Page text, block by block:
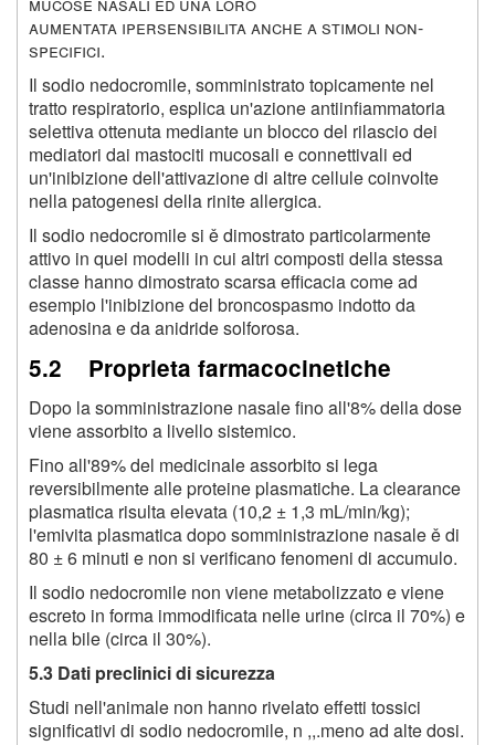
aumentata ipersensibilita anche a stimoli non-
specifici.
Il sodio nedocromile, somministrato topicamente nel
tratto respiratorio, esplica un'azione antiinfiammatoria
selettiva ottenuta mediante un blocco del rilascio dei
mediatori dai mastociti mucosali e connettivali ed
un'inibizione dell'attivazione di altre cellule coinvolte
nella patogenesi della rinite allergica.
Il sodio nedocromile si ě dimostrato particolarmente
attivo in quei modelli in cui altri composti della stessa
classe hanno dimostrato scarsa efficacia come ad
esempio l'inibizione del broncospasmo indotto da
adenosina e da anidride solforosa.
5.2 Proprieta farmacocinetiche
Dopo la somministrazione nasale fino all'8% della dose
viene assorbito a livello sistemico.
Fino all'89% del medicinale assorbito si lega
reversibilmente alle proteine plasmatiche. La clearance
plasmatica risulta elevata (10,2 ± 1,3 mL/min/kg);
l'emivita plasmatica dopo somministrazione nasale ě di
80 ± 6 minuti e non si verificano fenomeni di accumulo.
Il sodio nedocromile non viene metabolizzato e viene
escreto in forma immodificata nelle urine (circa il 70%) e
nella bile (circa il 30%).
5.3 Dati preclinici di sicurezza
Studi nell'animale non hanno rivelato effetti tossici
significativi di sodio nedocromile, n ,,.meno ad alte dosi.